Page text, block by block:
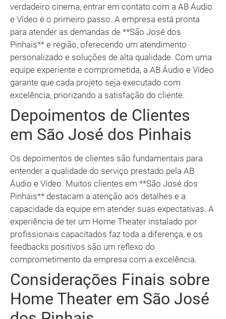
verdadeiro cinema, entrar em contato com a AB Áudio
e Vídeo é o primeiro passo. A empresa está pronta
para atender as demandas de **São José dos
Pinhais** e região, oferecendo um atendimento
personalizado e soluções de alta qualidade. Com uma
equipe experiente e comprometida, a AB Áudio e Vídeo
garante que cada projeto seja executado com
excelência, priorizando a satisfação do cliente.
Depoimentos de Clientes
em São José dos Pinhais
Os depoimentos de clientes são fundamentais para
entender a qualidade do serviço prestado pela AB
Áudio e Vídeo. Muitos clientes em **São José dos
Pinhais** destacam a atenção aos detalhes e a
capacidade da equipe em atender suas expectativas. A
experiência de ter um Home Theater instalado por
profissionais capacitados faz toda a diferença, e os
feedbacks positivos são um reflexo do
comprometimento da empresa com a excelência.
Considerações Finais sobre
Home Theater em São José